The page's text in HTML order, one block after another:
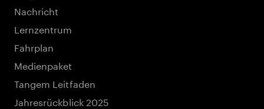
Nachricht
Lernzentrum
Fahrplan
Medienpaket
Tangem Leitfaden
Jahresrückblick 2025